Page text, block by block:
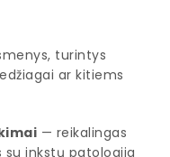
turintys
ar kitiems
— reikalingas
inkstų patologija